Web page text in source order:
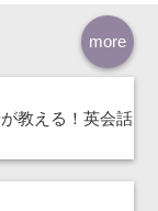
more
教える！英会話